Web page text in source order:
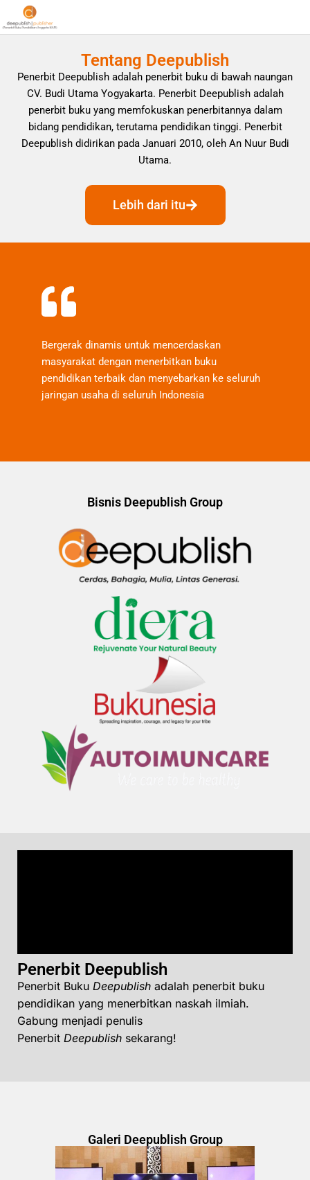
Tentang Deepublish
Penerbit Deepublish adalah penerbit buku di bawah naungan
CV. Budi Utama Yogyakarta. Penerbit Deepublish adalah
penerbit buku yang memfokuskan penerbitannya dalam
bidang pendidikan, terutama pendidikan tinggi. Penerbit
Deepublish didirikan pada Januari 2010, oleh An Nuur Budi
Utama.
Lebih dari itu
Bergerak dinamis untuk mencerdaskan
masyarakat dengan menerbitkan buku
pendidikan terbaik dan menyebarkan ke seluruh
jaringan usaha di seluruh Indonesia
Bisnis Deepublish Group
Penerbit Deepublish
Penerbit Buku Deepublish adalah penerbit buku
pendidikan yang menerbitkan naskah ilmiah.
Gabung menjadi penulis
Penerbit Deepublish sekarang!
Galeri Deepublish Group